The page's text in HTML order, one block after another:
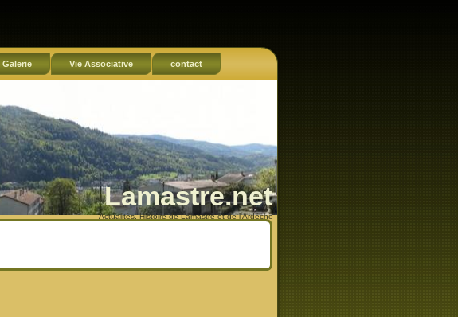
Galerie Vie Associative contact
Lamastre.net
Actualités, Histoire de Lamastre et de l'Ardèche